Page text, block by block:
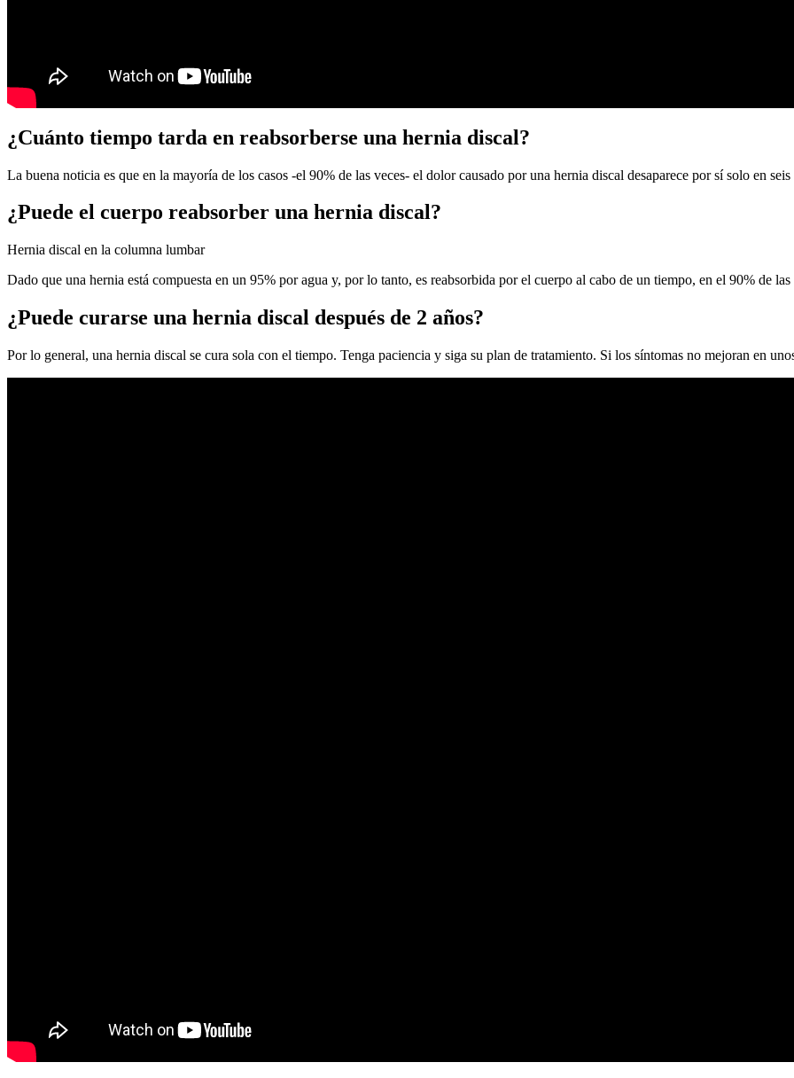
¿Cuánto tiempo tarda en reabsorberse una hernia discal?
La buena noticia es que en la mayoría de los casos -el 90% de las veces- el dolor causado por una hernia discal desaparece por sí solo en seis
¿Puede el cuerpo reabsorber una hernia discal?
Hernia discal en la columna lumbar
Dado que una hernia está compuesta en un 95% por agua y, por lo tanto, es reabsorbida por el cuerpo al cabo de un tiempo, en el 90% de
¿Puede curarse una hernia discal después de 2 años?
Por lo general, una hernia discal se cura sola con el tiempo. Tenga paciencia y siga su plan de tratamiento. Si los síntomas no mejoran en